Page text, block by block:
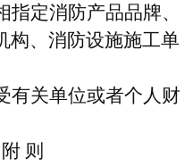
指定消防产品品牌、
构、消防设施施工单
有关单位或者个人财
附 则